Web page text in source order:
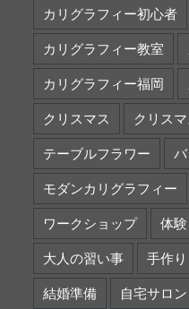
カリグラフィー初心者
カリグラフィー教室
カリグラフィー福岡
クリスマス クリス
テーブルフラワー バ
モダンカリグラフィー
ワークショップ 体
大人の習い事 手作り
結婚準備 自宅サロン